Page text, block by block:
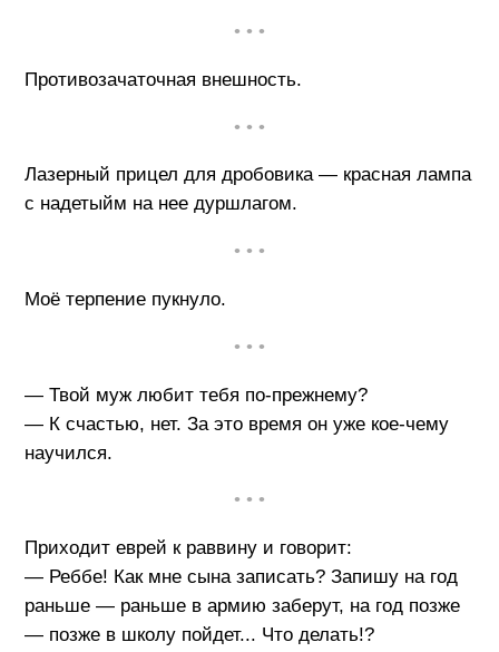
• • •
Противозачаточная внешность.
• • •
Лазерный прицел для дробовика — красная лампа
с надетыйм на нее дуршлагом.
• • •
Моё терпение пукнуло.
• • •
— Твой муж любит тебя по-прежнему?
— К счастью, нет. За это время он уже кое-чему
научился.
• • •
Приходит еврей к раввину и говорит:
— Реббе! Как мне сына записать? Запишу на год
раньше — раньше в армию заберут, на год позже
— позже в школу пойдет... Что делать!?